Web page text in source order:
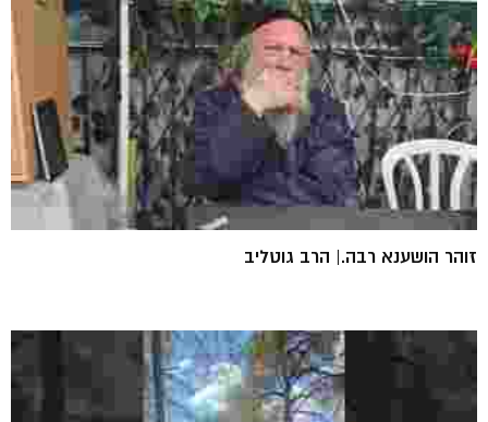
זוהר הושענא רבה.| הרב גוטליב